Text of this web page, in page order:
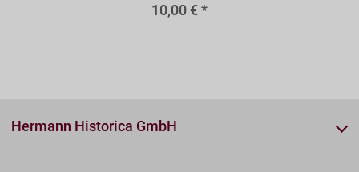
10,00 € *
Hermann Historica GmbH